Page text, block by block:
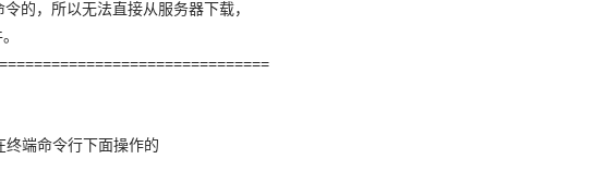
的，所以无法直接从服务器下载，
端命令行下面操作的